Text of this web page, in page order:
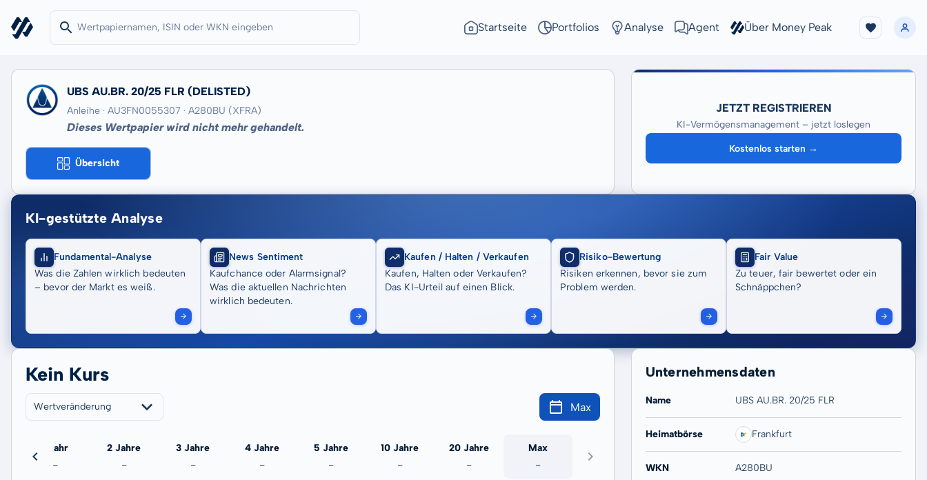
Startseite Portfolios Analyse Agent Über Money Peak
UBS AU.BR. 20/25 FLR (DELISTED)
Anleihe · AU3FN0055307 · A280BU (XFRA)
Dieses Wertpapier wird nicht mehr gehandelt.
Übersicht
JETZT REGISTRIEREN
KI-Vermögensmanagement – jetzt loslegen
Kostenlos starten →
KI-gestützte Analyse
Fundamental-Analyse
Was die Zahlen wirklich bedeuten
– bevor der Markt es weiß.
News Sentiment
Kaufchance oder Alarmsignal?
Was die aktuellen Nachrichten
wirklich bedeuten.
Kaufen / Halten / Verkaufen
Kaufen, Halten oder Verkaufen?
Das KI-Urteil auf einen Blick.
Risiko-Bewertung
Risiken erkennen, bevor sie zum
Problem werden.
Fair Value
Zu teuer, fair bewertet oder ein
Schnäppchen?
Kein Kurs
Wertveränderung Max
1 Jahr
-
2 Jahre
-
3 Jahre
-
4 Jahre
-
5 Jahre
-
10 Jahre
-
20 Jahre
-
Max
-
Unternehmensdaten
Name UBS AU.BR. 20/25 FLR
Heimatbörse Frankfurt
WKN A280BU